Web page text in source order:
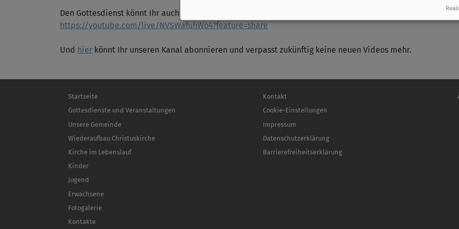
Den Gottesdienst könnt Ihr auch auf unserem YouTube-Kanal online anschauen:
https://youtube.com/live/NVSWafuhWo4?feature=share
Und hier könnt Ihr unseren Kanal abonnieren und verpasst zukünftig keine neuen Videos mehr.
Hauptnavigation
Startseite
Gottesdienste und Veranstaltungen
Unsere Gemeinde
Wiederaufbau Christuskirche
Kirche im Lebenslauf
Kinder
Jugend
Erwachsene
Fotogalerie
Kontakte
Fußbereichsmenü
Kontakt
Cookie-Einstellungen
Impressum
Datenschutzerklärung
Barrierefreiheitserklärung